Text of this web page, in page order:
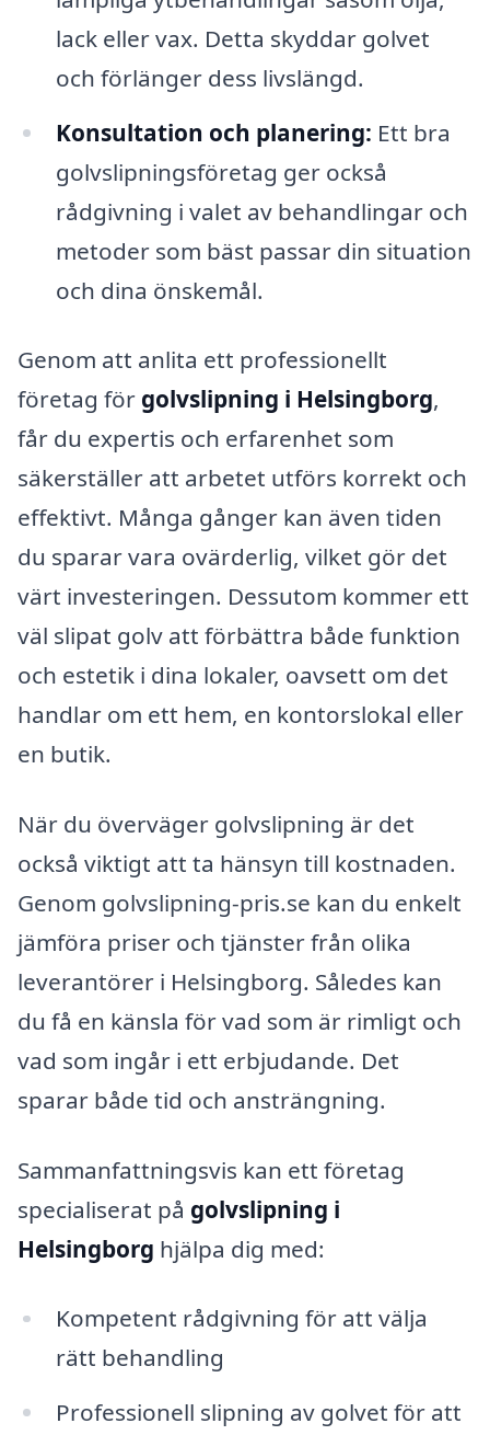
lack eller vax. Detta skyddar golvet
och förlänger dess livslängd.
Konsultation och planering: Ett bra
golvslipningsföretag ger också
rådgivning i valet av behandlingar och
metoder som bäst passar din situation
och dina önskemål.
Genom att anlita ett professionellt
företag för golvslipning i Helsingborg,
får du expertis och erfarenhet som
säkerställer att arbetet utförs korrekt och
effektivt. Många gånger kan även tiden
du sparar vara ovärderlig, vilket gör det
värt investeringen. Dessutom kommer ett
väl slipat golv att förbättra både funktion
och estetik i dina lokaler, oavsett om det
handlar om ett hem, en kontorslokal eller
en butik.
När du överväger golvslipning är det
också viktigt att ta hänsyn till kostnaden.
Genom golvslipning-pris.se kan du enkelt
jämföra priser och tjänster från olika
leverantörer i Helsingborg. Således kan
du få en känsla för vad som är rimligt och
vad som ingår i ett erbjudande. Det
sparar både tid och ansträngning.
Sammanfattningsvis kan ett företag
specialiserat på golvslipning i
Helsingborg hjälpa dig med:
Kompetent rådgivning för att välja
rätt behandling
Professionell slipning av golvet för att